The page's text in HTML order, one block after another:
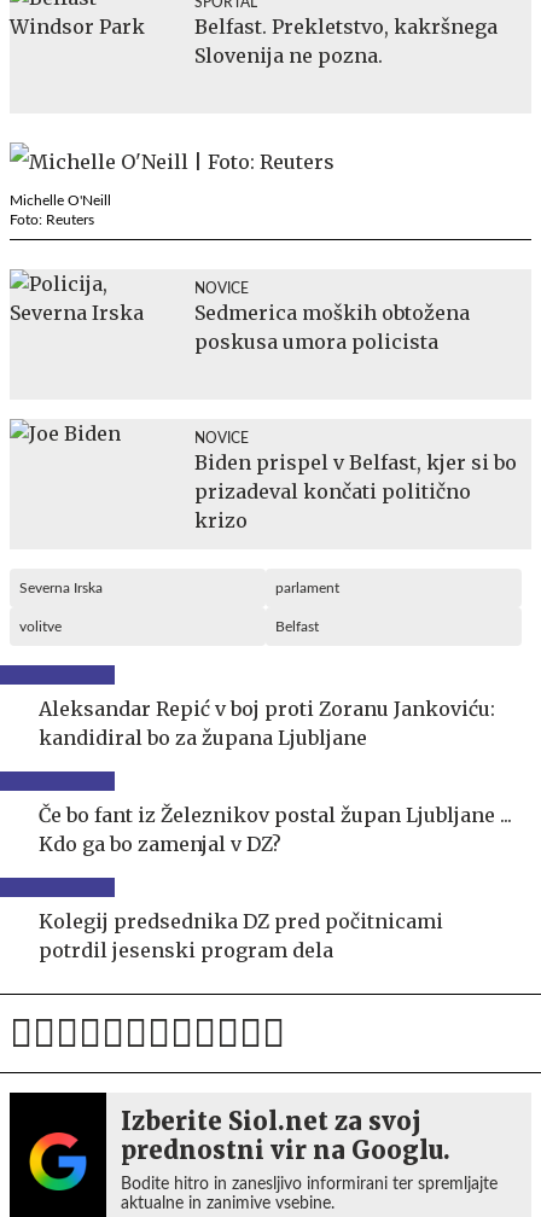
Belfast. Prekletstvo, kakršnega
Slovenija ne pozna.
Michelle O'Neill
Foto: Reuters
NOVICE
Sedmerica moških obtožena
poskusa umora policista
NOVICE
Biden prispel v Belfast, kjer si bo
prizadeval končati politično
krizo
Severna Irska parlament
volitve Belfast
Aleksandar Repić v boj proti Zoranu Jankoviću:
kandidiral bo za župana Ljubljane
Če bo fant iz Železnikov postal župan Ljubljane ...
Kdo ga bo zamenjal v DZ?
Kolegij predsednika DZ pred počitnicami
potrdil jesenski program dela
Izberite Siol.net za svoj
prednostni vir na Googlu.
Bodite hitro in zanesljivo informirani ter spremljajte
aktualne in zanimive vsebine.